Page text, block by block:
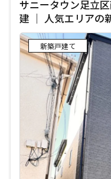
サニータウン足立
建 ｜ 人気エリアの
新築戸建て